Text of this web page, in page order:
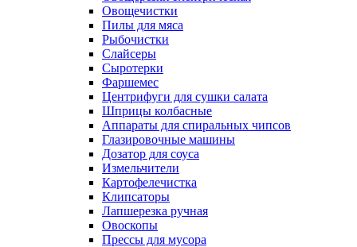
Овощечистки
Пилы для мяса
Рыбочистки
Слайсеры
Сыротерки
Фаршемес
Центрифуги для сушки салата
Шприцы колбасные
Аппараты для спиральных чипсов
Глазировочные машины
Дозатор для соуса
Измельчители
Картофелечистка
Клипсаторы
Лапшерезка ручная
Овоскопы
Прессы для мусора